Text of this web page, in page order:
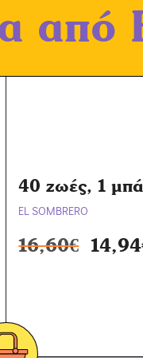
χ
ή
Ό
από
40 ζωές, 1
EL SOMBRERO
16,60€ 14,94